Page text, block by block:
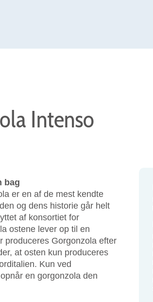
Intenso
bag
er en af de mest kendte
og dens historie går helt
af konsortiet for
ostene lever op til en
produceres Gorgonzola efter
at osten kun produceres
Kun ved
en gorgonzola den